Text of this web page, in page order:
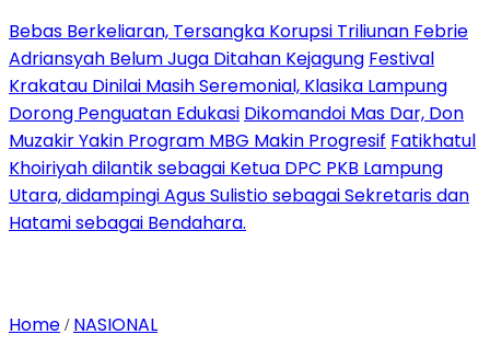
Bebas Berkeliaran, Tersangka Korupsi Triliunan Febrie
Adriansyah Belum Juga Ditahan Kejagung Festival
Krakatau Dinilai Masih Seremonial, Klasika Lampung
Dorong Penguatan Edukasi Dikomandoi Mas Dar, Don
Muzakir Yakin Program MBG Makin Progresif Fatikhatul
Khoiriyah dilantik sebagai Ketua DPC PKB Lampung
Utara, didampingi Agus Sulistio sebagai Sekretaris dan
Hatami sebagai Bendahara.
Home / NASIONAL